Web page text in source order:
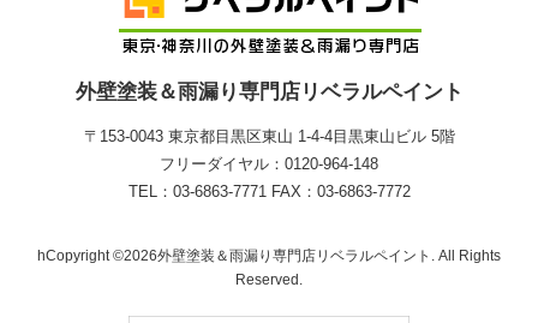
外壁塗装＆雨漏り専門店リベラルペイント
〒153-0043 東京都目黒区東山 1‐4‐4目黒東山ビル 5階
フリーダイヤル：0120-964-148
TEL：03-6863-7771 FAX：03-6863-7772
hCopyright ©2026外壁塗装＆雨漏り専門店リベラルペイント. All Rights
Reserved.